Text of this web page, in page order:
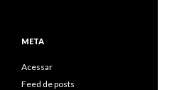
META
Acessar
Feed de posts